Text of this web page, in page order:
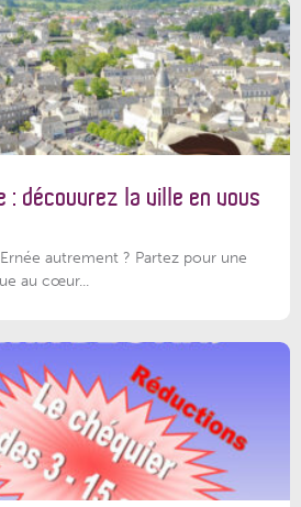
: découvrez la ville en vous
autrement ? Partez pour une
au cœur...